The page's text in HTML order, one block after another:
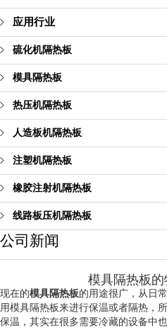
应用行业
硫化机隔热板
模具隔热板
热压机隔热板
人造板机隔热板
注塑机隔热板
橡胶注射机隔热板
线路板压机隔热板
公司新闻
模具隔热板
现在的模具隔热板的用途很广，从日
用模具隔热板来进行保温或者隔热，
保温，其实在很多需要冷藏的设备中